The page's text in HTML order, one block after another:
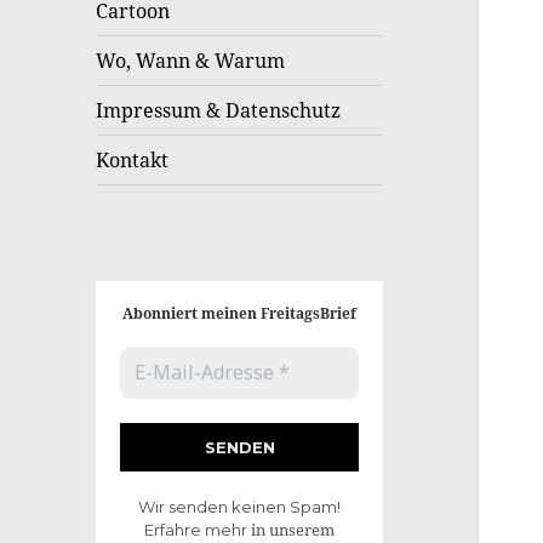
Cartoon
Wo, Wann & Warum
Impressum & Datenschutz
Kontakt
Abonniert meinen FreitagsBrief
Wir senden keinen Spam!
Erfahre mehrin unserem